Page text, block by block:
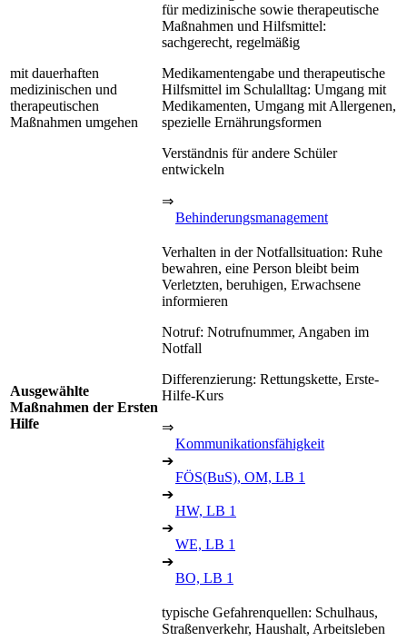
mit dauerhaften
medizinischen und
therapeutischen
Maßnahmen umgehen
für medizinische sowie therapeutische
Maßnahmen und Hilfsmittel:
sachgerecht, regelmäßig
Medikamentengabe und therapeutische
Hilfsmittel im Schulalltag: Umgang mit
Medikamenten, Umgang mit Allergenen,
spezielle Ernährungsformen
Verständnis für andere Schüler
entwickeln
⇒
Behinderungsmanagement
Ausgewählte
Maßnahmen der Ersten
Hilfe
Verhalten in der Notfallsituation: Ruhe
bewahren, eine Person bleibt beim
Verletzten, beruhigen, Erwachsene
informieren
Notruf: Notrufnummer, Angaben im
Notfall
Differenzierung: Rettungskette, Erste-
Hilfe-Kurs
⇒
Kommunikationsfähigkeit
➔
FÖS(BuS), OM, LB 1
➔
HW, LB 1
➔
WE, LB 1
➔
BO, LB 1
typische Gefahrenquellen: Schulhaus,
Straßenverkehr, Haushalt, Arbeitsleben